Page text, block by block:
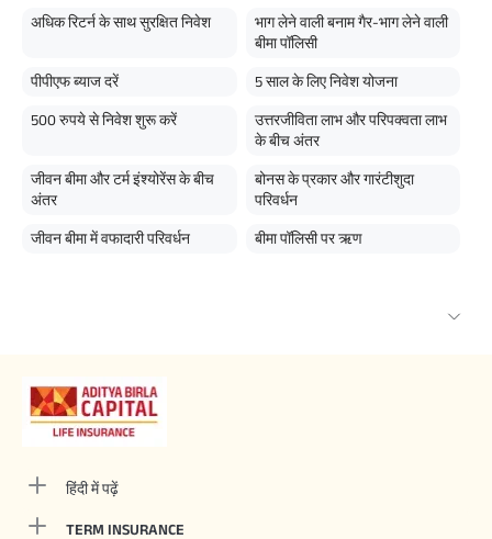
अधिक रिटर्न के साथ सुरक्षित निवेश
भाग लेने वाली बनाम गैर-भाग लेने वाली
बीमा पॉलिसी
पीपीएफ ब्याज दरें 5 साल के लिए निवेश योजना
500 रुपये से निवेश शुरू करें
उत्तरजीविता लाभ और परिपक्वता लाभ
के बीच अंतर
जीवन बीमा और टर्म इंश्योरेंस के बीच
अंतर
बोनस के प्रकार और गारंटीशुदा
परिवर्धन
जीवन बीमा में वफादारी परिवर्धन बीमा पॉलिसी पर ऋण
हिंदी में पढ़ें
TERM INSURANCE